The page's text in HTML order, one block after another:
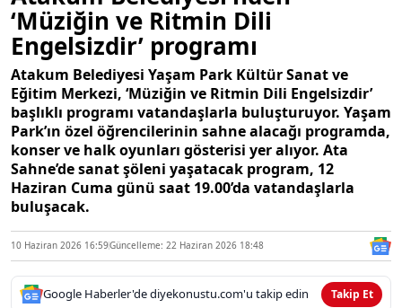
‘Müziğin ve Ritmin Dili
Engelsizdir’ programı
Atakum Belediyesi Yaşam Park Kültür Sanat ve
Eğitim Merkezi, ‘Müziğin ve Ritmin Dili Engelsizdir’
başlıklı programı vatandaşlarla buluşturuyor. Yaşam
Park’ın özel öğrencilerinin sahne alacağı programda,
konser ve halk oyunları gösterisi yer alıyor. Ata
Sahne’de sanat şöleni yaşatacak program, 12
Haziran Cuma günü saat 19.00’da vatandaşlarla
buluşacak.
10 Haziran 2026 16:59Güncelleme: 22 Haziran 2026 18:48
Google Haberler'de diyekonustu.com'u takip edin Takip Et